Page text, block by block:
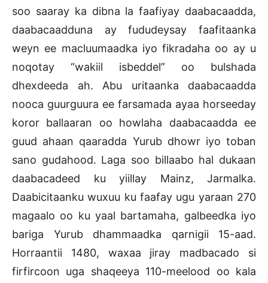
soo saaray ka dibna la faafiyay daabacaadda,
daabacaadduna ay fududeysay faafitaanka
weyn ee macluumaadka iyo fikradaha oo ay u
noqotay “wakiil isbeddel” oo bulshada
dhexdeeda ah. Abu uritaanka daabacaadda
nooca guurguura ee farsamada ayaa horseeday
koror ballaaran oo howlaha daabacaadda ee
guud ahaan qaaradda Yurub dhowr iyo toban
sano gudahood. Laga soo billaabo hal dukaan
daabacadeed ku yiillay Mainz, Jarmalka.
Daabicitaanku wuxuu ku faafay ugu yaraan 270
magaalo oo ku yaal bartamaha, galbeedka iyo
bariga Yurub dhammaadka qarnigii 15-aad.
Horraantii 1480, waxaa jiray madbacado si
firfircoon uga shaqeeya 110-meelood oo kala